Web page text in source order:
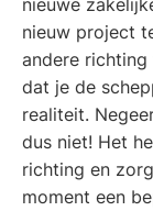
nieuw project
andere
dat je de
realiteit.
dus niet! Het
richting en
moment een